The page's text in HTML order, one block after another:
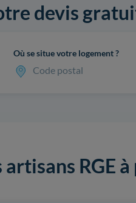
devis
Où se situe votre logement ?
Code postal
artisans RGE